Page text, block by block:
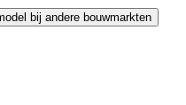
bij andere bouwmarkten